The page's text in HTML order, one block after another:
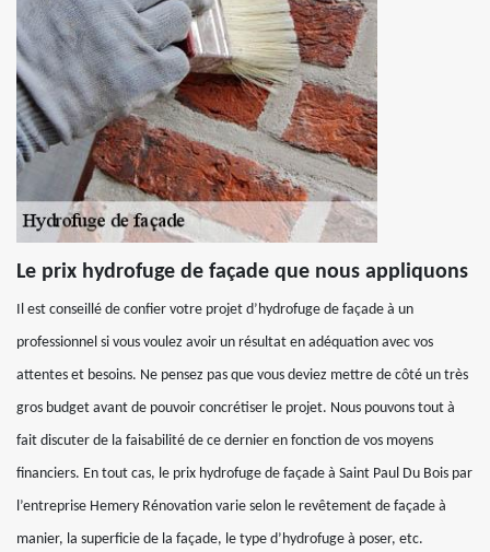
Le prix hydrofuge de façade que nous appliquons
Il est conseillé de confier votre projet d’hydrofuge de façade à un
professionnel si vous voulez avoir un résultat en adéquation avec vos
attentes et besoins. Ne pensez pas que vous deviez mettre de côté un très
gros budget avant de pouvoir concrétiser le projet. Nous pouvons tout à
fait discuter de la faisabilité de ce dernier en fonction de vos moyens
financiers. En tout cas, le prix hydrofuge de façade à Saint Paul Du Bois par
l’entreprise Hemery Rénovation varie selon le revêtement de façade à
manier, la superficie de la façade, le type d’hydrofuge à poser, etc.